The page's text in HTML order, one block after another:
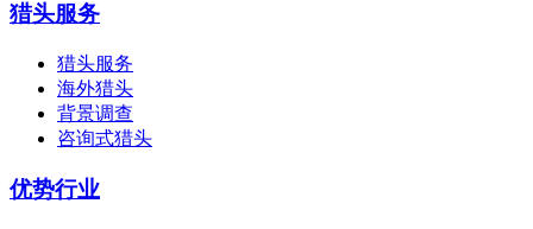
猎头服务
猎头服务
海外猎头
背景调查
咨询式猎头
优势行业